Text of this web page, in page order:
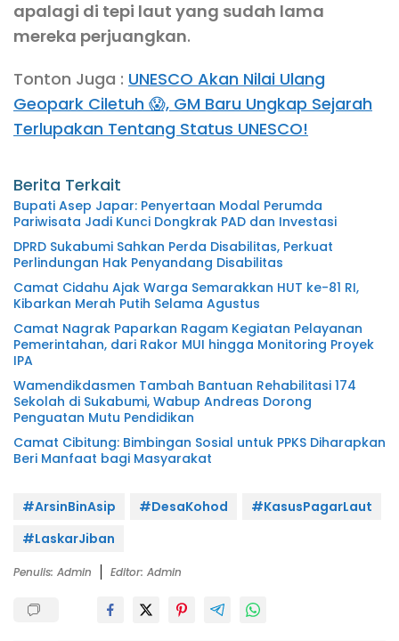
apalagi di tepi laut yang sudah lama
mereka perjuangkan.
Tonton Juga : UNESCO Akan Nilai Ulang
Geopark Ciletuh 😱, GM Baru Ungkap Sejarah
Terlupakan Tentang Status UNESCO!
Berita Terkait
Bupati Asep Japar: Penyertaan Modal Perumda
Pariwisata Jadi Kunci Dongkrak PAD dan Investasi
DPRD Sukabumi Sahkan Perda Disabilitas, Perkuat
Perlindungan Hak Penyandang Disabilitas
Camat Cidahu Ajak Warga Semarakkan HUT ke-81 RI,
Kibarkan Merah Putih Selama Agustus
Camat Nagrak Paparkan Ragam Kegiatan Pelayanan
Pemerintahan, dari Rakor MUI hingga Monitoring Proyek
IPA
Wamendikdasmen Tambah Bantuan Rehabilitasi 174
Sekolah di Sukabumi, Wabup Andreas Dorong
Penguatan Mutu Pendidikan
Camat Cibitung: Bimbingan Sosial untuk PPKS Diharapkan
Beri Manfaat bagi Masyarakat
#ArsinBinAsip #DesaKohod
#KasusPagarLaut
#LaskarJiban
Penulis: Admin Editor: Admin